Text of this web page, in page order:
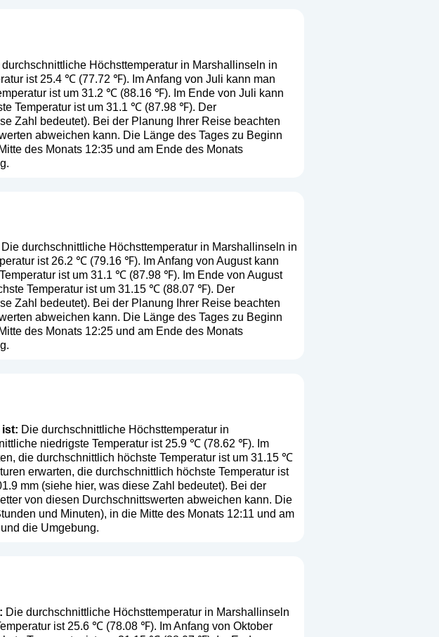
durchschnittliche Höchsttemperatur in Marshallinseln in
ist 25.4 ℃ (77.72 ℉). Im Anfang von Juli kann man
ist um 31.2 ℃ (88.16 ℉). Im Ende von Juli kann
Temperatur ist um 31.1 ℃ (87.98 ℉). Der
Zahl bedeutet). Bei der Planung Ihrer Reise beachten
abweichen kann. Die Länge des Tages zu Beginn
des Monats 12:35 und am Ende des Monats
Die durchschnittliche Höchsttemperatur in Marshallinseln in
ist 26.2 ℃ (79.16 ℉). Im Anfang von August kann
ist um 31.1 ℃ (87.98 ℉). Im Ende von August
Temperatur ist um 31.15 ℃ (88.07 ℉). Der
Zahl bedeutet). Bei der Planung Ihrer Reise beachten
abweichen kann. Die Länge des Tages zu Beginn
des Monats 12:25 und am Ende des Monats
ist: Die durchschnittliche Höchsttemperatur in
niedrigste Temperatur ist 25.9 ℃ (78.62 ℉). Im
die durchschnittlich höchste Temperatur ist um 31.15 ℃
erwarten, die durchschnittlich höchste Temperatur ist
mm (siehe hier, was diese Zahl bedeutet). Bei der
von diesen Durchschnittswerten abweichen kann. Die
und Minuten), in die Mitte des Monats 12:11 und am
die Umgebung.
Die durchschnittliche Höchsttemperatur in Marshallinseln
ist 25.6 ℃ (78.08 ℉). Im Anfang von Oktober